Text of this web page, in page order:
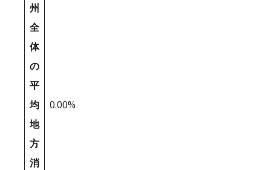
州
全
体
の
平
均
地
方
消
0.00%